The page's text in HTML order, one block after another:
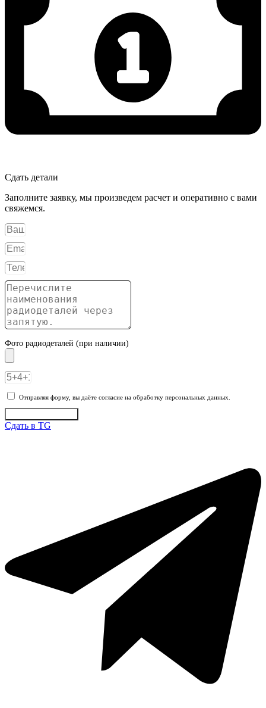
Сдать детали
Заполните заявку, мы произведем расчет и оперативно с вами
свяжемся.
Фото радиодеталей (при наличии)
Отправляя форму, вы даёте согласие на обработку персональных данных.
Сдать в TG